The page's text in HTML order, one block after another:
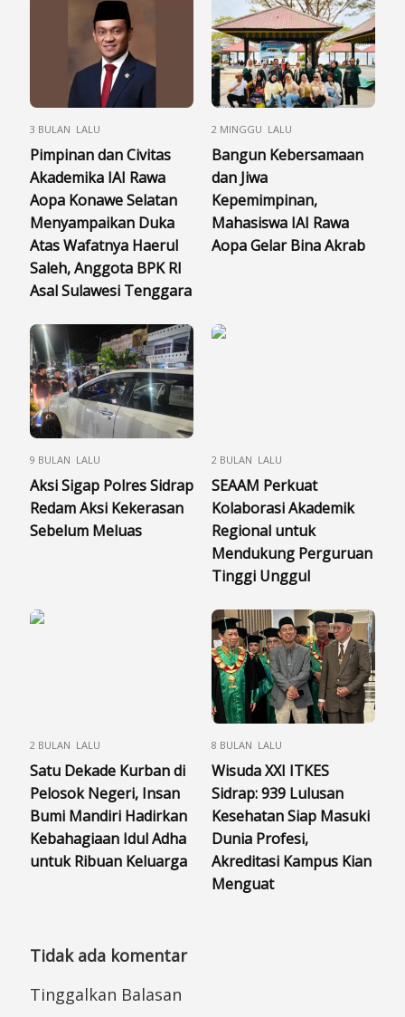
3 BULAN LALU
Pimpinan dan Civitas
Akademika IAI Rawa
Aopa Konawe Selatan
Menyampaikan Duka
Atas Wafatnya Haerul
Saleh, Anggota BPK RI
Asal Sulawesi Tenggara
2 MINGGU LALU
Bangun Kebersamaan
dan Jiwa
Kepemimpinan,
Mahasiswa IAI Rawa
Aopa Gelar Bina Akrab
9 BULAN LALU
Aksi Sigap Polres Sidrap
Redam Aksi Kekerasan
Sebelum Meluas
2 BULAN LALU
SEAAM Perkuat
Kolaborasi Akademik
Regional untuk
Mendukung Perguruan
Tinggi Unggul
2 BULAN LALU
Satu Dekade Kurban di
Pelosok Negeri, Insan
Bumi Mandiri Hadirkan
Kebahagiaan Idul Adha
untuk Ribuan Keluarga
8 BULAN LALU
Wisuda XXI ITKES
Sidrap: 939 Lulusan
Kesehatan Siap Masuki
Dunia Profesi,
Akreditasi Kampus Kian
Menguat
Tidak ada komentar
Tinggalkan Balasan